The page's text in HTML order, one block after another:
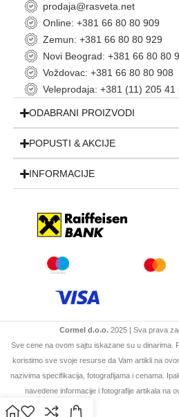
prodaja@rasveta.net
Online: +381 66 80 80 909
Zemun: +381 66 80 80 929
Novi Beograd: +381 66 80 80
Voždovac: +381 66 80 80 908
Veleprodaja: +381 (11) 205 41
ODABRANI PROIZVODI
POPUSTI & AKCIJE
INFORMACIJE
Cormel d.o.o.2025 | Sva prava
Sve cene na ovom sajtu iskazane su u dinarima.
koristimo sve svoje resurse da Vam artikli na
nazivima specifikacija, fotografijama i cenama.
navedene informacije i fotografije artikala na